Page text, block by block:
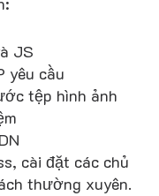
JS
yêu cầu
tệp hình ảnh
cài đặt các chủ
thường xuyên.